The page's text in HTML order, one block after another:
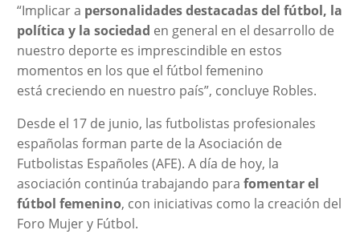
“Implicar a personalidades destacadas del fútbol, la
política y la sociedad en general en el desarrollo de
nuestro deporte es imprescindible en estos
momentos en los que el fútbol femenino
está creciendo en nuestro país”, concluye Robles.
Desde el 17 de junio, las futbolistas profesionales
españolas forman parte de la Asociación de
Futbolistas Españoles (AFE). A día de hoy, la
asociación continúa trabajando para fomentar el
fútbol femenino, con iniciativas como la creación del
Foro Mujer y Fútbol.